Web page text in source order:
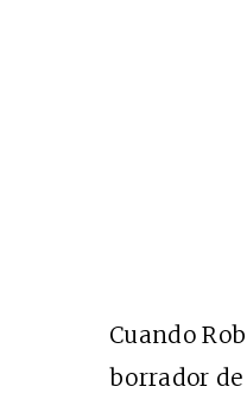
Cuando
borrador de